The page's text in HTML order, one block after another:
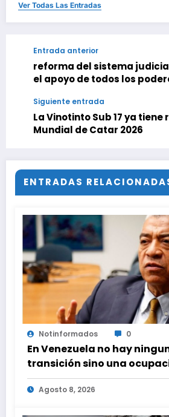
Ver Todas Las Entradas
Entrada anterior
reforma del sistema
el apoyo de todos los
Siguiente entrada
La Vinotinto Sub 17 ya
Mundial de Catar 2026
ENTRADAS
Notinformados 0
En Venezuela no hay
transición sino una
fuerza
Agosto 8, 2026